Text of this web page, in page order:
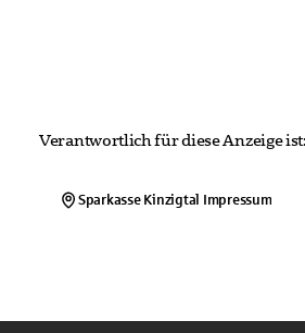
Verantwortlich für diese Anzeige ist:
Sparkasse Kinzigtal Impressum